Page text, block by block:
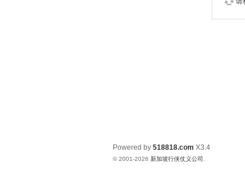
Powered by 518818.com X3.4
© 2001-2026 新加坡行侠仗义公司